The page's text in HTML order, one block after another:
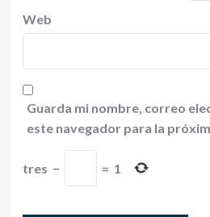
Web
Guarda mi nombre, correo
este navegador para la
tres − = 1